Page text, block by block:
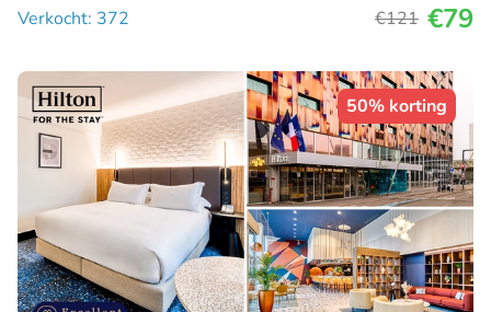
Verkocht: 372
€121 €79
50% korting